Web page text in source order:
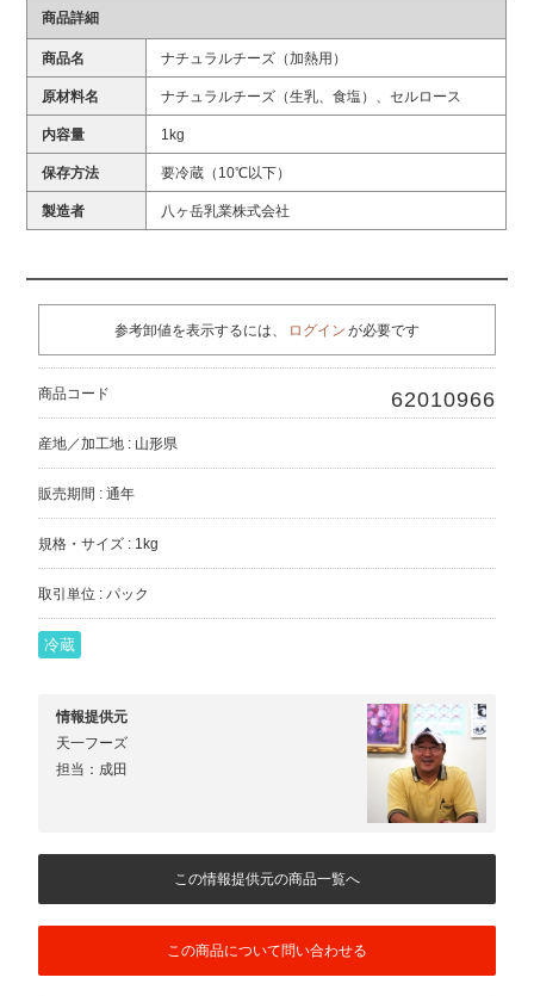
商品詳細
商品名 ナチュラルチーズ（加熱用）
原材料名 ナチュラルチーズ（生乳、食塩）、セルロース
内容量 1kg
保存方法 要冷蔵（10℃以下）
製造者 八ヶ岳乳業株式会社
参考卸値を表示するには、 ログイン が必要です
商品コード 62010966
産地／加工地 : 山形県
販売期間 : 通年
規格・サイズ : 1kg
取引単位 : パック
冷蔵
情報提供元
天一フーズ
担当：成田
この情報提供元の商品一覧へ
この商品について問い合わせる